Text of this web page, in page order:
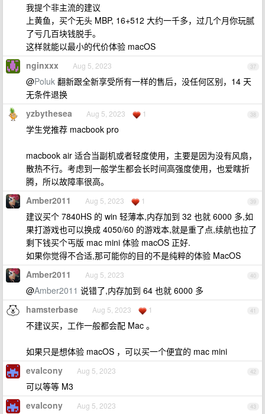
我提个非主流的建议
上黄鱼，买个无头 MBP, 16+512 大约一千多，过几个月你玩腻
了亏几百块钱脱手。
这样就能以最小的代价体验 macOS
37
nginxxx Aug 5, 2023
@Poluk 翻新跟全新享受所有一样的售后，没任何区别，14 天
无条件退换
38
yzbythesea Aug 5, 2023 1
学生党推荐 macbook pro
macbook air 适合当副机或者轻度使用，主要是因为没有风扇，
散热不行。考虑到一般学生都会长时间高强度使用，也爱瞎折
腾，所以故障率很高。
39
Amber2011 Aug 5, 2023 1
建议买个 7840HS 的 win 轻薄本,内存加到 32 也就 6000 多,如
果打游戏也可以换成 4050/60 的游戏本,就是重了点,续航也拉了
剩下钱买个丐版 mac mini 体验 macOS 正好.
如果你觉得不合适,那可能你的目的不是纯粹的体验 MacOS
40
Amber2011 Aug 5, 2023
@Amber2011 说错了,内存加到 64 也就 6000 多
41
hamsterbase Aug 5, 2023 1
不建议买，工作一般都会配 Mac 。
如果只是想体验 macOS ，可以买一个便宜的 mac mini
42
evalcony Aug 5, 2023
可以等等 M3
43
evalcony Aug 5, 2023